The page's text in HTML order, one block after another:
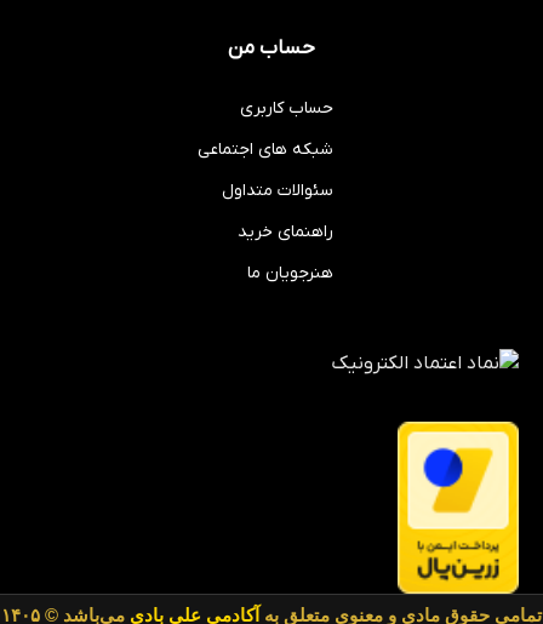
حساب من
حساب کاربری
شبکه های اجتماعی
سئوالات متداول
راهنمای خرید
هنرجویان ما
تمامی حقوق مادی و معنوی متعلق به آکادمی علی بادی می‌باشد © ۱۴۰۵